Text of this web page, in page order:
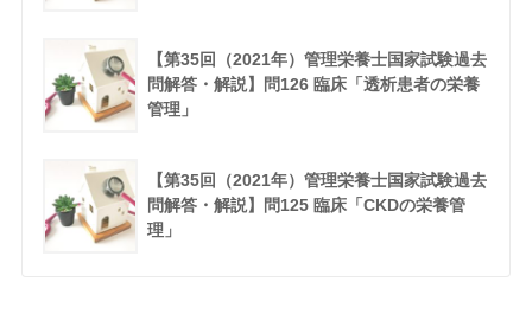
【第35回（2021年）管理栄養士国家試験過去
問解答・解説】問126 臨床「透析患者の栄養
管理」
【第35回（2021年）管理栄養士国家試験過去
問解答・解説】問125 臨床「CKDの栄養管
理」